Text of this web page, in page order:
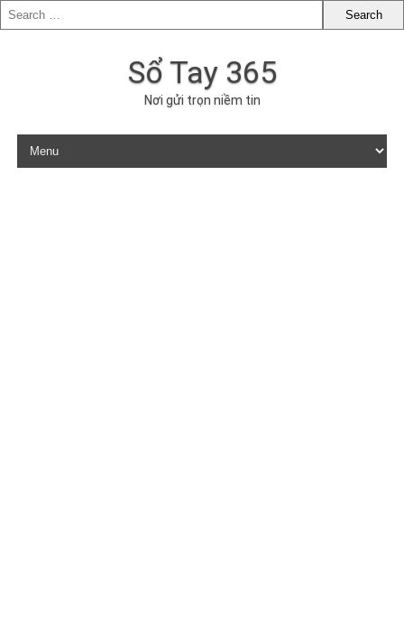
Sổ Tay 365
Nơi gửi trọn niềm tin
Skip to content